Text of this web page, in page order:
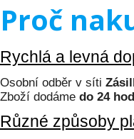
Proč
Rychlá a levná
Osobní odběr v síti
Zboží dodáme do 24
Různé způsoby